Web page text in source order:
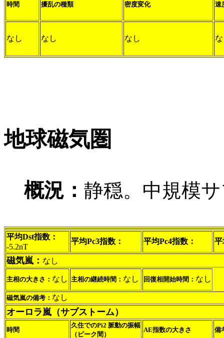
時間 擾乱の種類 密度変化 速
なし なし なし
地球磁気圏
概況： 静穏。中規模
平均Dst指数：
-5.2nT
平均Pc3指数： 平均Pc4指数： 平
磁気嵐： なし
主相の大きさ： なし 主相の継続時間： なし 回復相開始時間： なし
磁気嵐の備考： なし
オーロラ嵐（サブストーム）
時間
久住でのPi2 脈動の振幅
（ピーク間）
AE指数の大きさ 備